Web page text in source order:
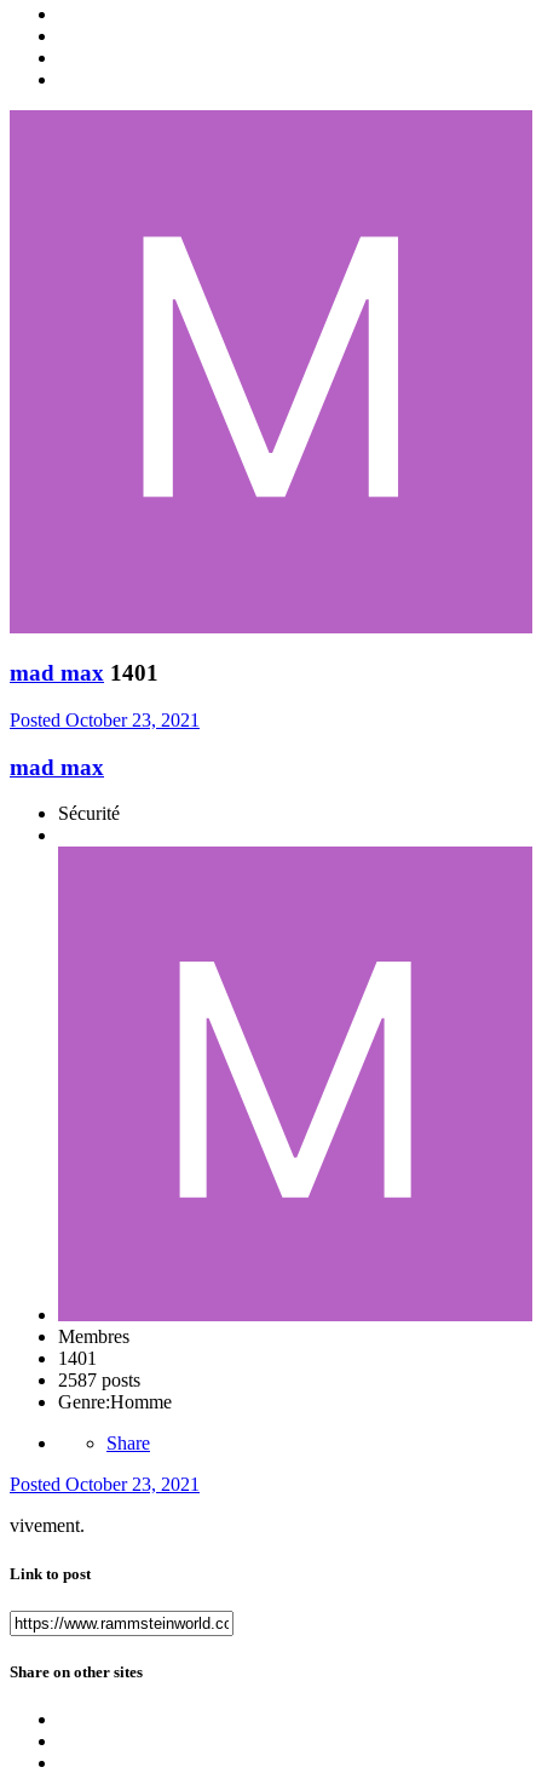
mad max 1401
Posted October 23, 2021
mad max
Sécurité
Membres
1401
2587 posts
Genre:Homme
Share
Posted October 23, 2021
vivement.
Link to post
Share on other sites